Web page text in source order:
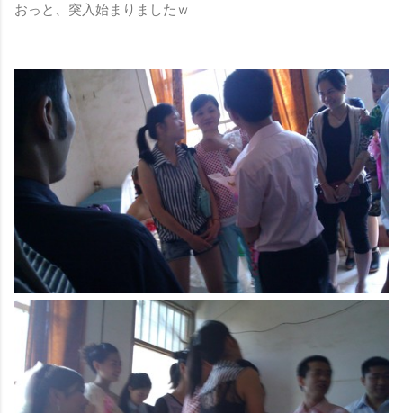
おっと、突入始まりましたｗ